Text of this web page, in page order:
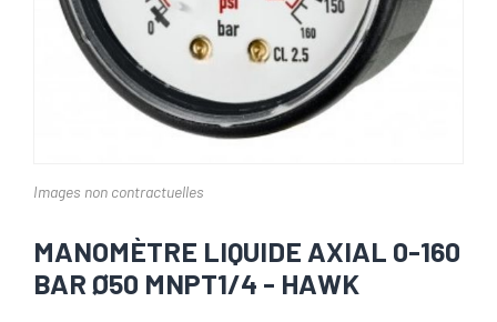
Images non contractuelles
MANOMÈTRE LIQUIDE AXIAL 0-160
BAR Ø50 MNPT1/4 - HAWK